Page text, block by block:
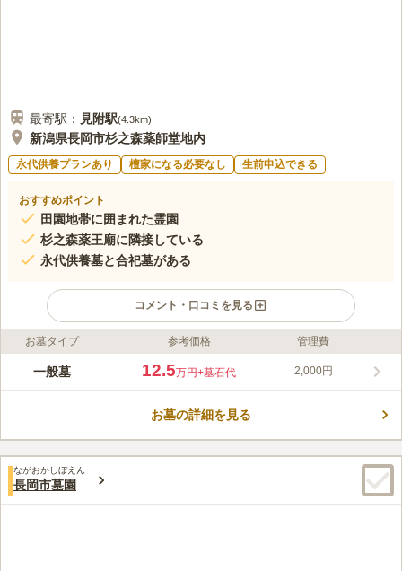
最寄駅： 見附駅(4.3km)
新潟県長岡市杉之森薬師堂地内
永代供養プランあり 檀家になる必要なし 生前申込できる
おすすめポイント
田園地帯に囲まれた霊園
杉之森薬王廟に隣接している
永代供養墓と合祀墓がある
コメント・口コミを見る
ライフドット編集部のコメント
緑の木々が美しい杉の森薬師堂の敷地内に位置する霊園です。
る必要がありません。 生前の申し込みも可能なので、終活をお
口コミ評価
この霊園はまだ誰からも評価されていません。
お墓タイプ 参考価格 管理費
一般墓 12.5万円+墓石代 2,000円
お墓の詳細を見る
ながおかしぼえん
長岡市墓園